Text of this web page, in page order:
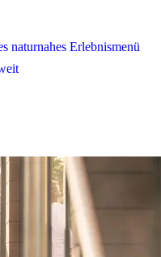
naturnahes Erlebnismenü